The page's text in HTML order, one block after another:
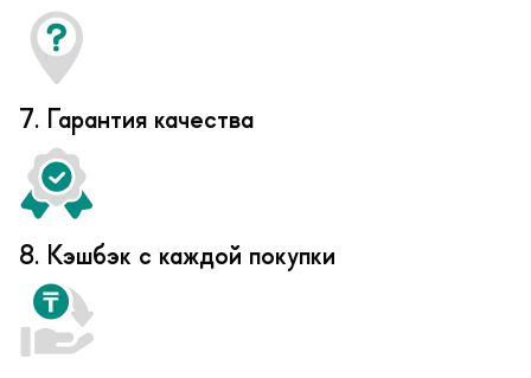
7. Гарантия качества
8. Кэшбэк с каждой покупки